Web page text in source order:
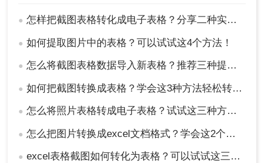
● 怎样把截图表格转化成电子表格？分享二种实用的方法！
● 如何提取图片中的表格？可以试试这4个方法！
● 怎么将截图表格数据导入新表格？推荐三种提取方法!
● 如何把截图转换成表格？学会这3种方法轻松转换！
● 怎么将照片表格转成电子表格？试试这三种方法！
● 怎么把图片转换成excel文档格式？学会这2个方法就够了！
● excel表格截图如何转化为表格？可以试试这三个方法！